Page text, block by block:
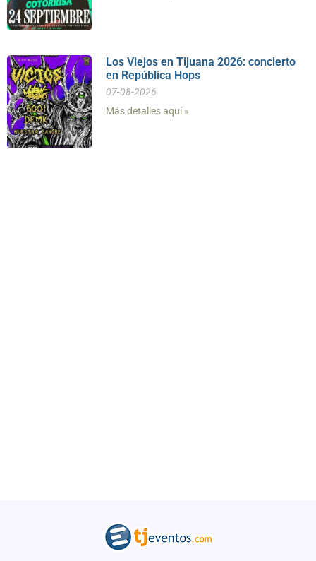
Los Viejos en Tijuana 2026: concierto
en República Hops
07-08-2026
Más detalles aquí »